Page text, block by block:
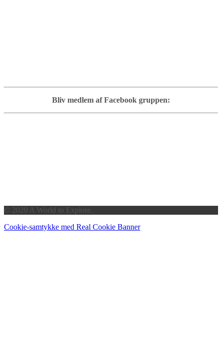
Bliv medlem af Facebook gruppen:
© 2020 A World to Explore.
Cookie-samtykke med Real Cookie Banner